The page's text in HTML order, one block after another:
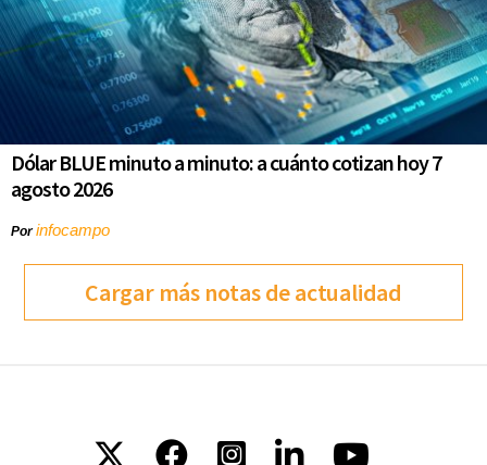
Dólar BLUE minuto a minuto: a cuánto cotizan hoy 7
agosto 2026
Porinfocampo
Cargar más notas de actualidad